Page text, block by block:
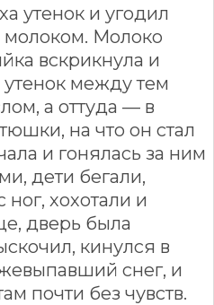
утенок и угодил
Молоко
вскрикнула и
утенок между тем
а оттуда — в
на что он стал
и гонялась за ним
дети бегали,
хохотали и
дверь была
кинулся в
снег, и
почти без чувств.